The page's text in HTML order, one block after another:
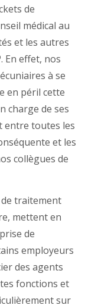
de
médical au
et les autres
En effet, nos
à se
en péril cette
charge de ses
entre toutes les
et les
collègues de
traitement
mettent en
de
employeurs
des agents
fonctions et
sur